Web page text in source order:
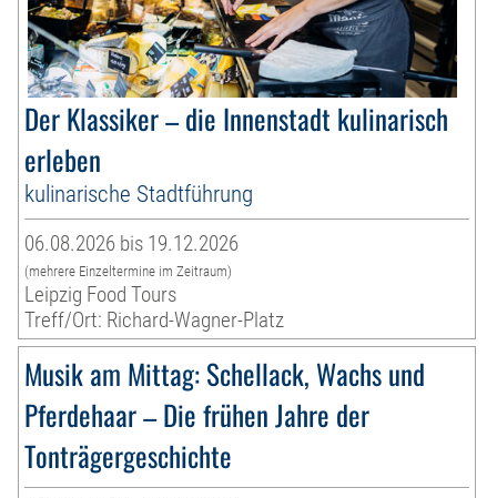
Der Klassiker – die Innenstadt kulinarisch
erleben
kulinarische Stadtführung
06.08.2026 bis 19.12.2026
(mehrere Einzeltermine im Zeitraum)
Leipzig Food Tours
Treff/Ort: Richard-Wagner-Platz
Musik am Mittag: Schellack, Wachs und
Pferdehaar – Die frühen Jahre der
Tonträgergeschichte